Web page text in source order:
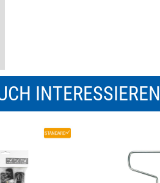
INTERESSIEREN